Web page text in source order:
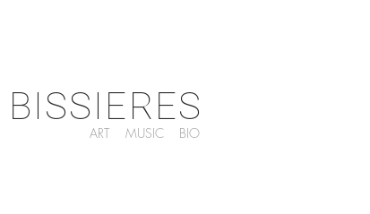
ART MUSIC BIO